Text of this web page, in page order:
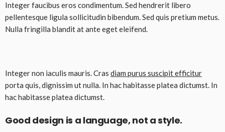
Integer faucibus eros condimentum. Sed hendrerit libero
pellentesque ligula sollicitudin bibendum. Sed quis pretium metus.
Nulla fringilla blandit at ante eget eleifend.
Integer non iaculis mauris. Cras diam purus suscipit efficitur
porta quis, dignissim ut nulla. In hac habitasse platea dictumst. In
hac habitasse platea dictumst.
Good design is a language, not a style.